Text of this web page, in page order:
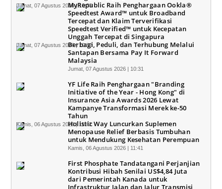
Jumat, 07 Agustus 2026 | 10:33MyRepublic Raih Penghargaan Ookla®
Speedtest Award™ untuk Broadband
Tercepat dan Klaim Terverifikasi
Speedtest Verified™ untuk Kecepatan
Unggah Tercepat di Singapura
Jumat, 07 Agustus 2026 | 10:32Berbagi, Peduli, dan Terhubung Melalui
Santapan Bersama Pay It Forward
Malaysia
Jumat, 07 Agustus 2026 | 10:31
YF Life Raih Penghargaan "Branding
Initiative of the Year - Hong Kong" di
Insurance Asia Awards 2026 Lewat
Kampanye Transformasi Merek ke-50
Tahun
Kamis, 06 Agustus 2026 | 11:42Holistic Way Luncurkan Suplemen
Menopause Relief Berbasis Tumbuhan
untuk Mendukung Kesehatan Perempuan
Kamis, 06 Agustus 2026 | 11:41
First Phosphate Tandatangani Perjanjian
Kontribusi Hibah Senilai US$4,84 Juta
dari Pemerintah Kanada untuk
Infrastruktur Jalan dan Jalur Transmisi